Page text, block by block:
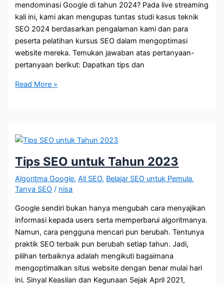
mendominasi Google di tahun 2024? Pada live streaming
kali ini, kami akan mengupas tuntas studi kasus teknik
SEO 2024 berdasarkan pengalaman kami dan para
peserta pelatihan kursus SEO dalam mengoptimasi
website mereka. Temukan jawaban atas pertanyaan-
pertanyaan berikut: Dapatkan tips dan
Study
2024
–
Live
QnA
Read More »
Tips SEO untuk Tahun 2023
Algoritma Google,All SEO, Belajar SEO untuk Pemula,
Tanya SEO / nisa
Google sendiri bukan hanya mengubah cara menyajikan
informasi kepada users serta memperbarui algoritmanya.
Namun, cara pengguna mencari pun berubah. Tentunya
praktik SEO terbaik pun berubah setiap tahun. Jadi,
pilihan terbaiknya adalah mengikuti bagaimana
mengoptimalkan situs website dengan benar mulai hari
ini. Sinyal Keaslian dan Kegunaan Sejak April 2021,